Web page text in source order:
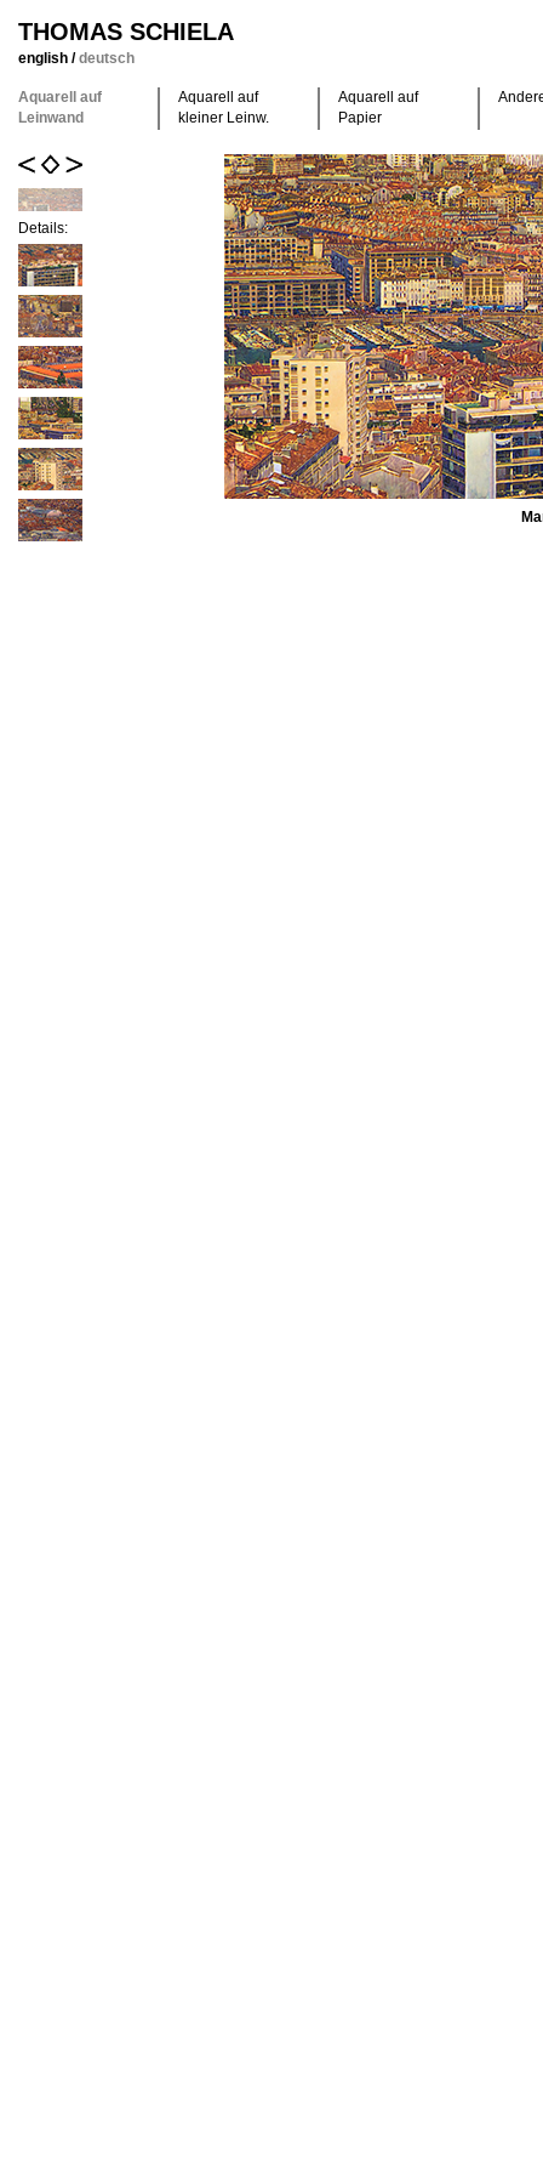
THOMAS SCHIELA
english /deutsch
Aquarell auf
Leinwand
Aquarell auf
kleiner Leinw.
Aquarell auf
Papier
Details: